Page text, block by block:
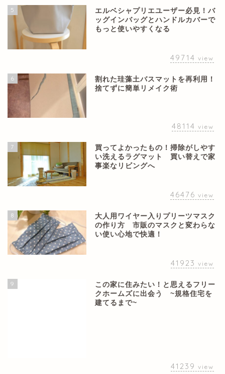
5
エルベシャプリエユーザー必見！バ
ッグインバッグとハンドルカバーで
もっと使いやすくなる
49714 view
6
割れた珪藻土バスマットを再利用！
捨てずに簡単リメイク術
48114 view
7
買ってよかったもの！掃除がしやす
い洗えるラグマット 買い替えで家
事楽なリビングへ
46476 view
8
大人用ワイヤー入りプリーツマスク
の作り方 市販のマスクと変わらな
い使い心地で快適！
41923 view
9
この家に住みたい！と思えるフリー
クホームズに出会う ~規格住宅を
建てるまで~
41239 view